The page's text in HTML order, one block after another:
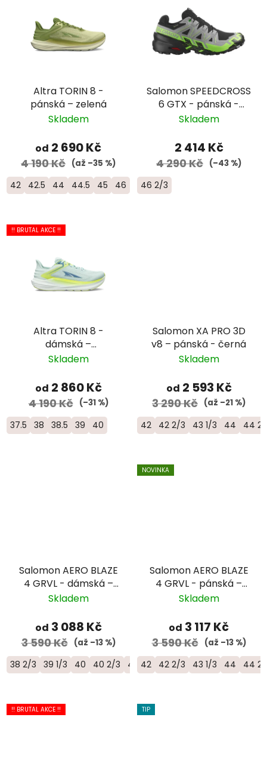
Altra TORIN 8 -
pánská – zelená
Skladem
od 2 690 Kč
4 190 Kč (až –35 %)
42 42.5 44 44.5 45 46 46.5
Salomon SPEEDCROSS
6 GTX - pánská -
černá/šedá/zelená
Skladem
2 414 Kč
4 290 Kč (–43 %)
46 2/3
!! BRUTAL AKCE !!
Altra TORIN 8 -
dámská –
modrozelená/žlutá
Skladem
od 2 860 Kč
4 190 Kč (–31 %)
37.5 38 38.5 39 40
Salomon XA PRO 3D
v8 – pánská - černá
Skladem
od 2 593 Kč
3 290 Kč (až –21 %)
42 42 2/3 43 1/3 44 44
Salomon AERO BLAZE
4 GRVL - dámská –
béžová
Skladem
od 3 088 Kč
3 590 Kč (až –13 %)
38 2/3 39 1/3 40 40 2/3 41 1/3 42
NOVINKA
Salomon AERO BLAZE
4 GRVL - pánská –
modrá
Skladem
od 3 117 Kč
3 590 Kč (až –13 %)
42 42 2/3 43 1/3 44 44
!! BRUTAL AKCE !! TIP